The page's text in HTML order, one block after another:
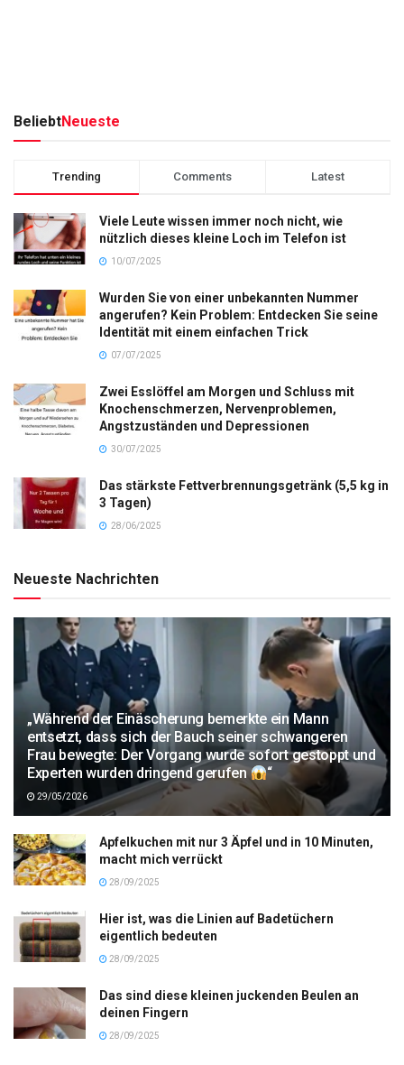
BeliebtNeueste
Trending Comments Latest
Viele Leute wissen immer noch nicht, wie
nützlich dieses kleine Loch im Telefon ist
10/07/2025
Wurden Sie von einer unbekannten Nummer
angerufen? Kein Problem: Entdecken Sie seine
Identität mit einem einfachen Trick
07/07/2025
Zwei Esslöffel am Morgen und Schluss mit
Knochenschmerzen, Nervenproblemen,
Angstzuständen und Depressionen
30/07/2025
Das stärkste Fettverbrennungsgetränk (5,5 kg in
3 Tagen)
28/06/2025
Neueste Nachrichten
„Während der Einäscherung bemerkte ein Mann
entsetzt, dass sich der Bauch seiner schwangeren
Frau bewegte: Der Vorgang wurde sofort gestoppt und
Experten wurden dringend gerufen
“
29/05/2026
Apfelkuchen mit nur 3 Äpfel und in 10 Minuten,
macht mich verrückt
28/09/2025
Hier ist, was die Linien auf Badetüchern
eigentlich bedeuten
28/09/2025
Das sind diese kleinen juckenden Beulen an
deinen Fingern
28/09/2025